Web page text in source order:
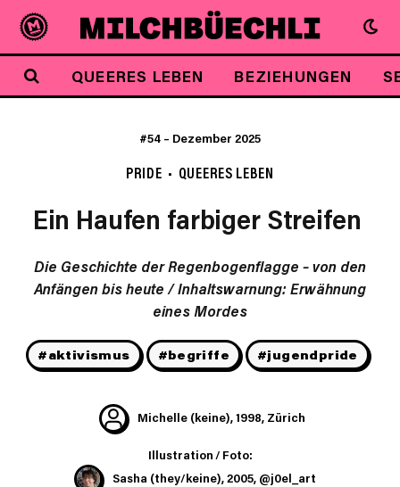
QUEERES LEBEN BEZIEHUNGEN
#54 – Dezember 2025
PRIDE QUEERES LEBEN
Ein Haufen farbiger Streifen
Die Geschichte der Regenbogenflagge – von den
Anfängen bis heute / Inhaltswarnung: Erwähnung
eines Mordes
#aktivismus #begriffe #jugendpride
Michelle (keine), 1998, Zürich
Illustration / Foto:
Sasha (they/keine), 2005, @j0el_art